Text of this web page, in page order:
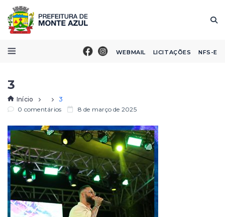
WEBMAIL LICITAÇÕES NFS-E
3
Início
3
0 comentários
8 de março de 2025